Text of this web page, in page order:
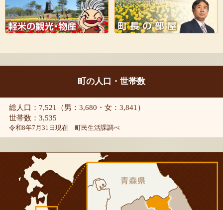
町の人口・世帯数
総人口：7,521（男：3,680・女：3,841）
世帯数：3,535
令和8年7月31日現在 町民生活課調べ